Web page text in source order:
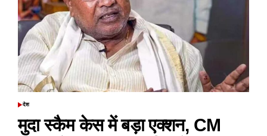
ने
जारी
की
22
प्रत्याशियों
की
दूसरी
सूची
POSTED
देश
मुदा स्कैम केस में बड़ा एक्शन, CM